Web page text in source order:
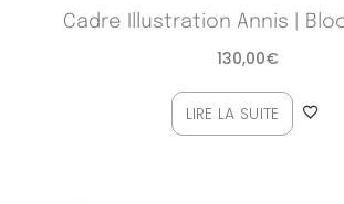
Cadre Illustration Annis |
130,00€
LIRE LA SUITE